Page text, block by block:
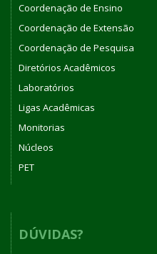
Coordenação de Ensino
Coordenação de Extensão
Coordenação de Pesquisa
Diretórios Acadêmicos
Laboratórios
Ligas Acadêmicas
Monitorias
Núcleos
PET
DÚVIDAS?